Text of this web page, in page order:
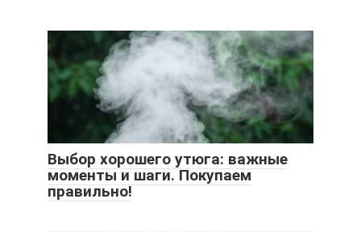
Выбор хорошего утюга: важные
моменты и шаги. Покупаем
правильно!